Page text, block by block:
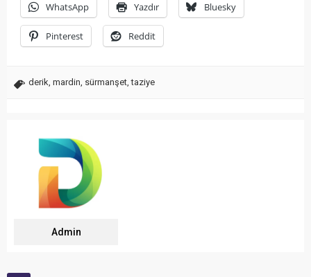
WhatsApp Yazdır Bluesky
Pinterest Reddit
derik, mardin, sürmanşet,taziye
Admin